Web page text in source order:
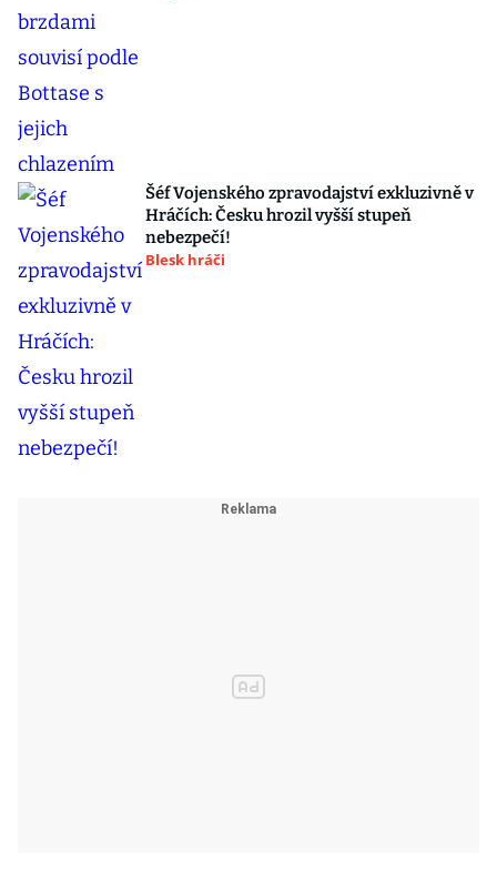
Šéf Vojenského zpravodajství exkluzivně v
Hráčích: Česku hrozil vyšší stupeň
nebezpečí!
Blesk hráči